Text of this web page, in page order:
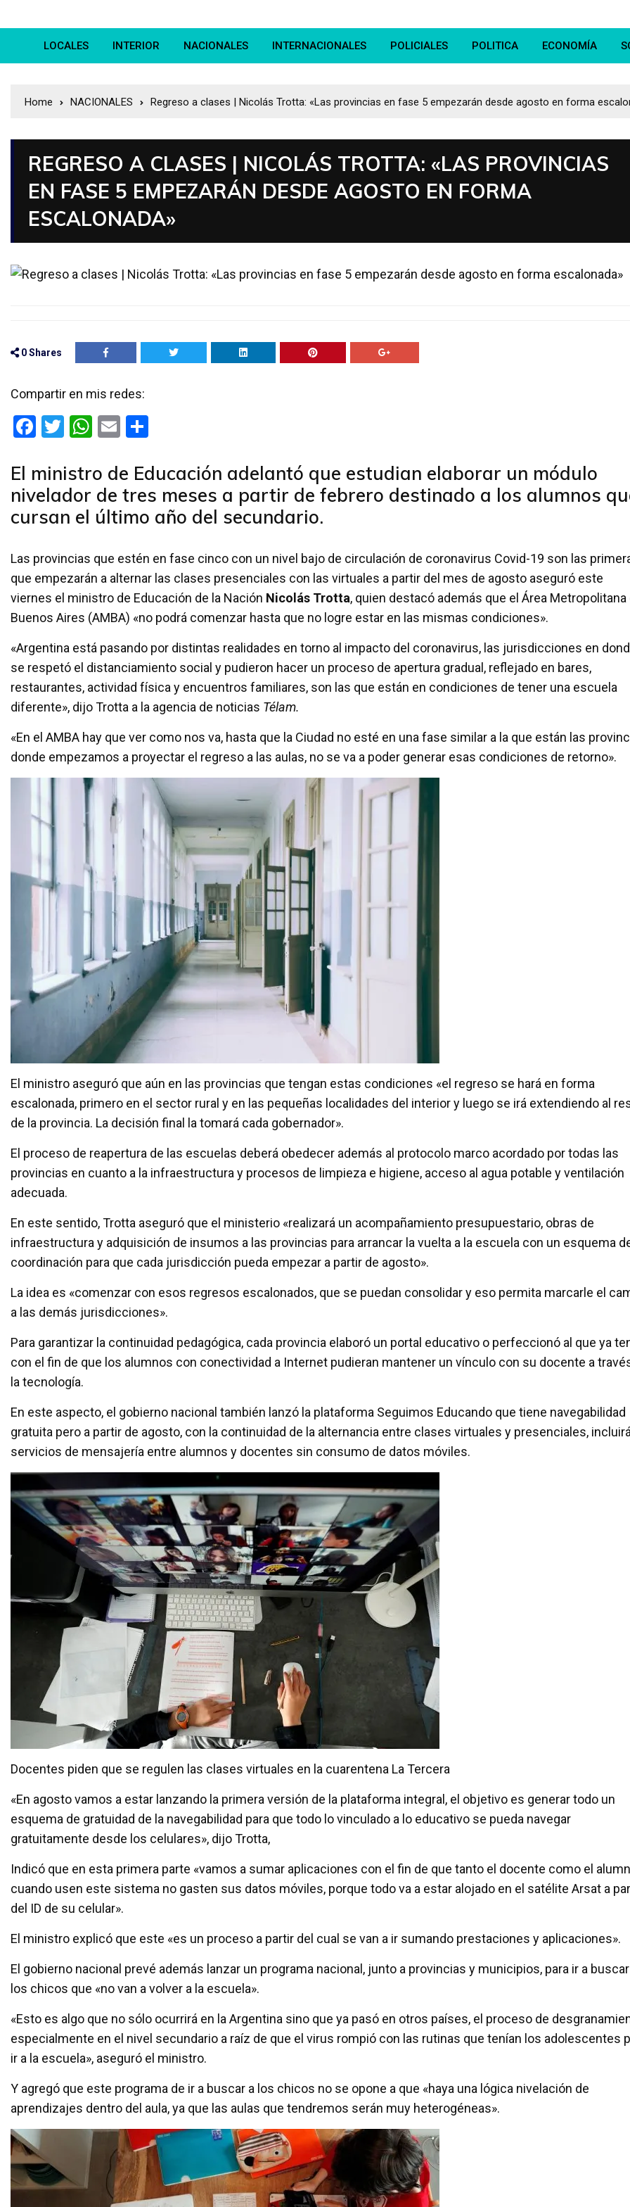
LOCALES INTERIOR NACIONALES INTERNACIONALES POLICIALES POLITICA ECONOMÍA
Home NACIONALES Regreso a clases | Nicolás Trotta: «Las provincias en fase 5 empezarán desde agosto en forma
REGRESO A CLASES | NICOLÁS TROTTA: «LAS PROVINCIAS
EN FASE 5 EMPEZARÁN DESDE AGOSTO EN FORMA
ESCALONADA»
0Shares
Compartir en mis redes:
F
ce
b
o
k
T
tt
er
W
at
s
A
p
E
ail m
p
ar
El ministro de Educación adelantó que estudian elaborar un módulo
nivelador de tres meses a partir de febrero destinado a los alumnos
cursan el último año del secundario.
Las provincias que estén en fase cinco con un nivel bajo de circulación de coronavirus Covid-19 son las
que empezarán a alternar las clases presenciales con las virtuales a partir del mes de agosto aseguró este
viernes el ministro de Educación de la Nación Nicolás Trotta, quien destacó además que el Área Metropolitana
Buenos Aires (AMBA) «no podrá comenzar hasta que no logre estar en las mismas condiciones».
«Argentina está pasando por distintas realidades en torno al impacto del coronavirus, las jurisdicciones en
se respetó el distanciamiento social y pudieron hacer un proceso de apertura gradual, reflejado en bares,
restaurantes, actividad física y encuentros familiares, son las que están en condiciones de tener una escuela
diferente», dijo Trotta a la agencia de noticias Télam.
«En el AMBA hay que ver como nos va, hasta que la Ciudad no esté en una fase similar a la que están las
donde empezamos a proyectar el regreso a las aulas, no se va a poder generar esas condiciones de retorno».
El ministro aseguró que aún en las provincias que tengan estas condiciones «el regreso se hará en forma
escalonada, primero en el sector rural y en las pequeñas localidades del interior y luego se irá extendiendo al
de la provincia. La decisión final la tomará cada gobernador».
El proceso de reapertura de las escuelas deberá obedecer además al protocolo marco acordado por todas las
provincias en cuanto a la infraestructura y procesos de limpieza e higiene, acceso al agua potable y ventilación
adecuada.
En este sentido, Trotta aseguró que el ministerio «realizará un acompañamiento presupuestario, obras de
infraestructura y adquisición de insumos a las provincias para arrancar la vuelta a la escuela con un esquema
coordinación para que cada jurisdicción pueda empezar a partir de agosto».
La idea es «comenzar con esos regresos escalonados, que se puedan consolidar y eso permita marcarle el
a las demás jurisdicciones».
Para garantizar la continuidad pedagógica, cada provincia elaboró un portal educativo o perfeccionó al que ya
con el fin de que los alumnos con conectividad a Internet pudieran mantener un vínculo con su docente a
la tecnología.
En este aspecto, el gobierno nacional también lanzó la plataforma Seguimos Educando que tiene navegabilidad
gratuita pero a partir de agosto, con la continuidad de la alternancia entre clases virtuales y presenciales,
servicios de mensajería entre alumnos y docentes sin consumo de datos móviles.
Docentes piden que se regulen las clases virtuales en la cuarentena La Tercera
«En agosto vamos a estar lanzando la primera versión de la plataforma integral, el objetivo es generar todo un
esquema de gratuidad de la navegabilidad para que todo lo vinculado a lo educativo se pueda navegar
gratuitamente desde los celulares», dijo Trotta,
Indicó que en esta primera parte «vamos a sumar aplicaciones con el fin de que tanto el docente como el
cuando usen este sistema no gasten sus datos móviles, porque todo va a estar alojado en el satélite Arsat a
del ID de su celular».
El ministro explicó que este «es un proceso a partir del cual se van a ir sumando prestaciones y aplicaciones».
El gobierno nacional prevé además lanzar un programa nacional, junto a provincias y municipios, para ir a
los chicos que «no van a volver a la escuela».
«Esto es algo que no sólo ocurrirá en la Argentina sino que ya pasó en otros países, el proceso de
especialmente en el nivel secundario a raíz de que el virus rompió con las rutinas que tenían los adolescentes
ir a la escuela», aseguró el ministro.
Y agregó que este programa de ir a buscar a los chicos no se opone a que «haya una lógica nivelación de
aprendizajes dentro del aula, ya que las aulas que tendremos serán muy heterogéneas».